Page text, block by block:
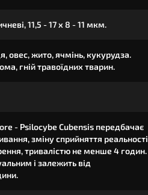
11,5 - 17 x 8 - 11 мкм.
овес, жито, ячмінь, кукурудза.
гній травоїдних тварин.
- Psilocybe Cubensis передбачає
зміну сприйняття реальності
тривалістю не менше 4 годин.
і залежить від